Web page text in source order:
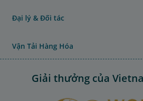
Đại lý & Đối tác
Vận Tải Hàng Hóa
Giải thưởng của